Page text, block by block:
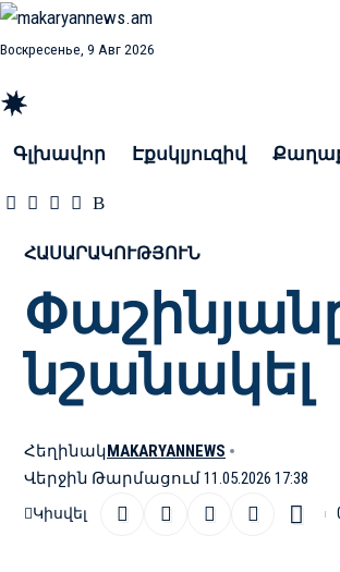
Воскресенье, 9 Авг 2026
Գլխավոր Էքսկլյուզիվ
ՀԱՍԱՐԱԿՈՒԹՅՈՒՆ
նշանակել
Վերջին Թարմացում 11.05.2026 17:38
ՀեղինակMAKARYANNEWS
Կիսվել